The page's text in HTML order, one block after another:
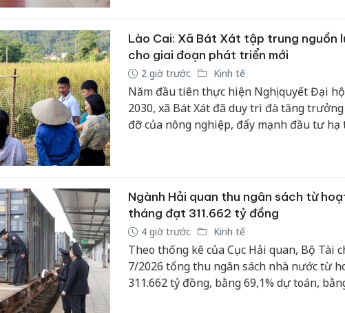
Lào Cai: Xã Bát Xát tập trung
cho giai đoạn phát triển mới
2 giờ trước Kinh tế
Năm đầu tiên thực hiện Nghị quyết Đại
2030, xã Bát Xát đã duy trì đà tăng
đỡ của nông nghiệp, đẩy mạnh đầu tư hạ
nhiều chuyển biến tích cực, làm nền
vững trong giai đoạn tới.
Ngành Hải quan thu ngân sách từ
tháng đạt 311.662 tỷ đồng
4 giờ trước Kinh tế
Theo thống kê của Cục Hải quan, Bộ Tài
7/2026 tổng thu ngân sách nhà nước từ
311.662 tỷ đồng, bằng 69,1% dự toán,